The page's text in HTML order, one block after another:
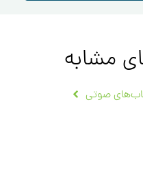
مشابه
صوتی